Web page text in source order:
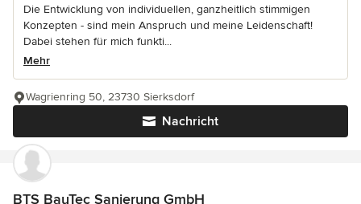
Die Entwicklung von individuellen, ganzheitlich stimmigen
Konzepten - sind mein Anspruch und meine Leidenschaft!
Dabei stehen für mich funkti...
Mehr
Nachricht
Wagrienring 50, 23730 Sierksdorf
BTS BauTec Sanierung GmbH